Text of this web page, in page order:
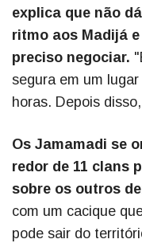
explica que não
ritmo aos Madijá
preciso negociar.
segura em um
horas. Depois
Os Jamamadi se
redor de 11 clans
sobre os outros
com um cacique
pode sair do